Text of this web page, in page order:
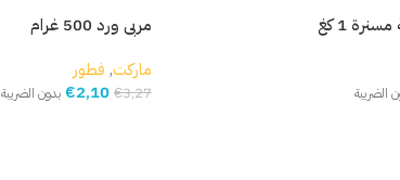
1 كغ
الضريبة
مربى ورد 500 غرام
ماركت, فطور
€3,27
€2,10 بدون الضريبة